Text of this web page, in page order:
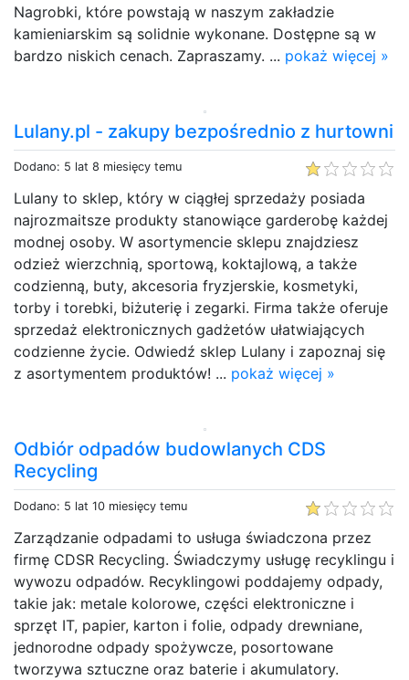
Nagrobki, które powstają w naszym zakładzie
kamieniarskim są solidnie wykonane. Dostępne są w
bardzo niskich cenach. Zapraszamy. ... pokaż więcej »
Lulany.pl - zakupy bezpośrednio z hurtowni
Dodano: 5 lat 8 miesięcy temu
Lulany to sklep, który w ciągłej sprzedaży posiada
najrozmaitsze produkty stanowiące garderobę każdej
modnej osoby. W asortymencie sklepu znajdziesz
odzież wierzchnią, sportową, koktajlową, a także
codzienną, buty, akcesoria fryzjerskie, kosmetyki,
torby i torebki, biżuterię i zegarki. Firma także oferuje
sprzedaż elektronicznych gadżetów ułatwiających
codzienne życie. Odwiedź sklep Lulany i zapoznaj się
z asortymentem produktów! ... pokaż więcej »
Odbiór odpadów budowlanych CDS
Recycling
Dodano: 5 lat 10 miesięcy temu
Zarządzanie odpadami to usługa świadczona przez
firmę CDSR Recycling. Świadczymy usługę recyklingu i
wywozu odpadów. Recyklingowi poddajemy odpady,
takie jak: metale kolorowe, części elektroniczne i
sprzęt IT, papier, karton i folie, odpady drewniane,
jednorodne odpady spożywcze, posortowane
tworzywa sztuczne oraz baterie i akumulatory.